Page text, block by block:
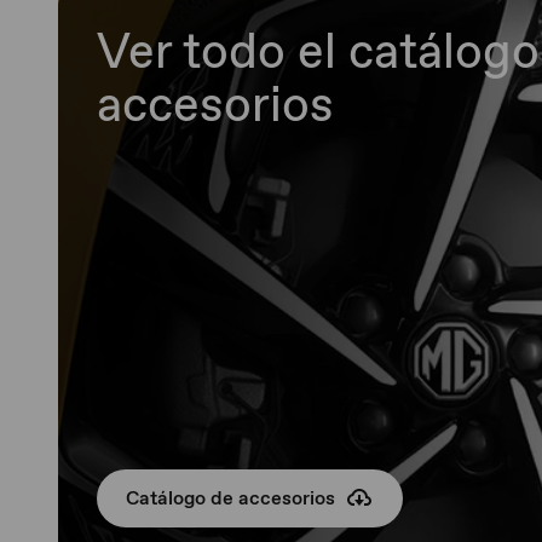
Ver todo el
accesorios
Catálogo de accesorios